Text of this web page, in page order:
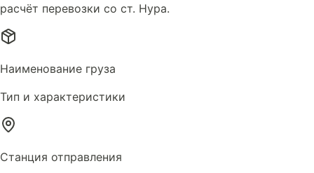
расчёт перевозки со ст. Нура.
Наименование груза
Тип и характеристики
Станция отправления